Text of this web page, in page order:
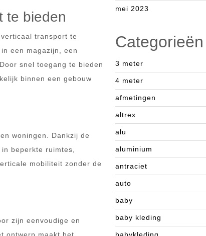
te bieden
transport te
een magazijn, een
snel toegang te bieden
binnen een gebouw
woningen. Dankzij de
beperkte ruimtes,
mobiliteit zonder de
zijn eenvoudige en
mei 2023
Categorieën
3 meter
4 meter
afmetingen
altrex
alu
aluminium
antraciet
auto
baby
baby kleding